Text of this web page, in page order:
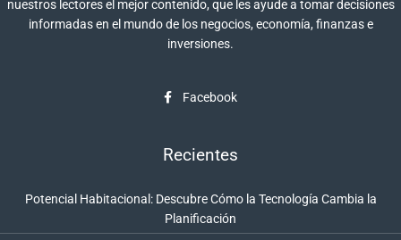
nuestros lectores el mejor contenido, que les ayude a tomar decisiones
informadas en el mundo de los negocios, economía, finanzas e
inversiones.
Facebook
Recientes
Potencial Habitacional: Descubre Cómo la Tecnología Cambia la
Planificación